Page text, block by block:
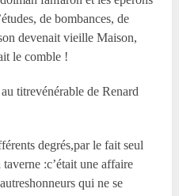
de bombances, de
devenait vieille Maison,
le comble !
titrevénérable de Renard
degrés,par le fait seul
:c’était une affaire
qui ne se